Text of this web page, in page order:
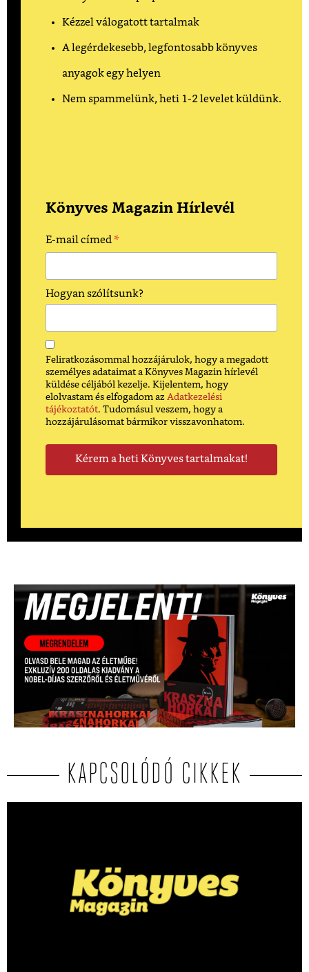
Kézzel válogatott tartalmak
A legérdekesebb, legfontosabb könyves
anyagok egy helyen
Nem spammelünk, heti 1-2 levelet küldünk.
Könyves Magazin Hírlevél
E-mail címed *
Hogyan szólítsunk?
Feliratkozásommal hozzájárulok, hogy a megadott
személyes adataimat a Könyves Magazin hírlevél
küldése céljából kezelje. Kijelentem, hogy
elolvastam és elfogadom az Adatkezelési
tájékoztatót. Tudomásul veszem, hogy a
hozzájárulásomat bármikor visszavonhatom.
KAPCSOLÓDÓ CIKKEK